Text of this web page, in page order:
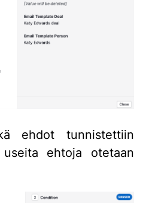
ehdot tunnistettiin
ehtoja otetaan